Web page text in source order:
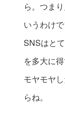
ら。つまり
いうわけ
SNSはとて
を多大に得
モヤモヤし
らね。